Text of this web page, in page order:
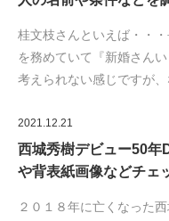
桂文枝さんといえば・・
を務めていて『新婚さん
考えられない感じですが
2021.12.21
西城秀樹デビュー50年
や背表紙画像などチェ
２０１８年に亡くなった